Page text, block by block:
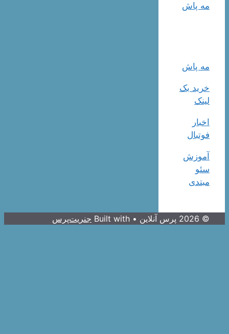
مه پاش
مه پاش
خرید بک
لینک
اخبار
فوتبال
آموزش
سئو
مبتدی
© 2026 پرس آنلاین • Built with جنریت‌پرس